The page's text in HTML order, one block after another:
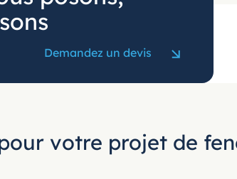
Demandez un devis
votre projet de